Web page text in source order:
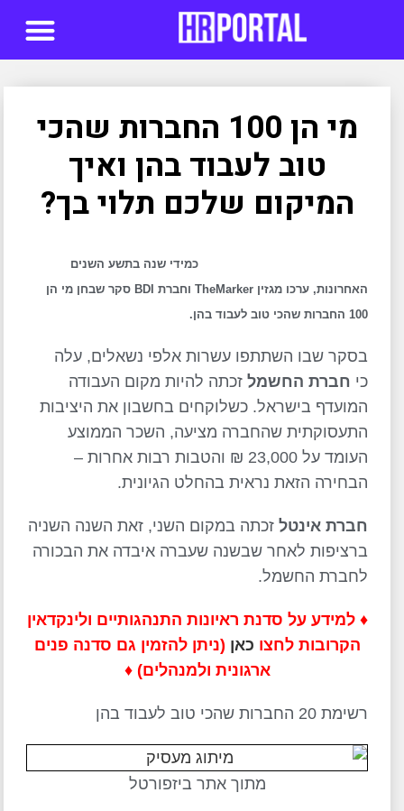
מי הן 100 החברות שהכי
טוב לעבוד בהן ואיך
המיקום שלכם תלוי בך?
כמידי שנה בתשע השנים
האחרונות, ערכו מגזין TheMarker וחברת BDI סקר שבחן מי הן
100 החברות שהכי טוב לעבוד בהן.
בסקר שבו השתתפו עשרות אלפי נשאלים, עלה
כי חברת החשמל זכתה להיות מקום העבודה
המועדף בישראל. כשלוקחים בחשבון את היציבות
התעסוקתית שהחברה מציעה, השכר הממוצע
העומד על 23,000 ₪ והטבות רבות אחרות –
הבחירה הזאת נראית בהחלט הגיונית.
חברת אינטל זכתה במקום השני, זאת השנה השניה
ברציפות לאחר שבשנה שעברה איבדה את הבכורה
לחברת החשמל.
♦ למידע על סדנת ראיונות התנהגותיים ולינקדאין
הקרובות לחצו כאן (ניתן להזמין גם סדנה פנים
ארגונית ולמנהלים) ♦
רשימת 20 החברות שהכי טוב לעבוד בהן
מתוך אתר ביזפורטל